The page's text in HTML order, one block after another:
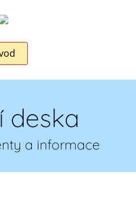
deska
a informace